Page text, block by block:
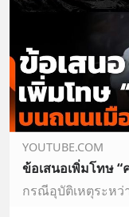
YOUTUBE.COM